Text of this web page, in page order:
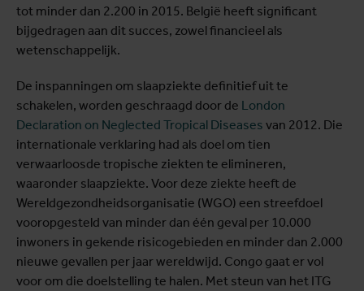
tot minder dan 2.200 in 2015. België heeft significant
bijgedragen aan dit succes, zowel financieel als
wetenschappelijk.
De inspanningen om slaapziekte definitief uit te
schakelen, worden geschraagd door de London
Declaration on Neglected Tropical Diseases van 2012. Die
internationale verklaring had als doel om tien
verwaarloosde tropische ziekten te elimineren,
waaronder slaapziekte. Voor deze ziekte heeft de
Wereldgezondheidsorganisatie (WGO) een streefdoel
vooropgesteld van minder dan één geval per 10.000
inwoners in gekende risicogebieden en minder dan 2.000
nieuwe gevallen per jaar wereldwijd. Congo gaat er vol
voor om die doelstelling te halen. Met steun van het ITG